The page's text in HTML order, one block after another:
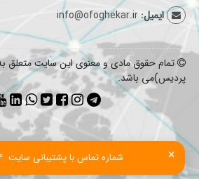
ایمیل:info@ofoghekar.ir
تمام حقوق مادی و معنوی این سایت متعلق
پردیس)می باشد.
شماره تماس با پشتیبانی سایت  02176210054 ×